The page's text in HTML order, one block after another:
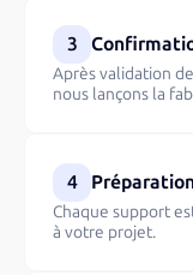
3
Après validation
nous lançons la
4
Chaque support
à votre projet.